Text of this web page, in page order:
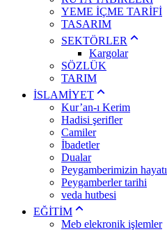
YEME İÇME TARİFİ
TASARIM
SEKTÖRLER
Kargolar
SÖZLÜK
TARIM
İSLAMİYET
Kur’an-ı Kerim
Hadisi şerifler
Camiler
İbadetler
Dualar
Peygamberimizin hayatı
Peygamberler tarihi
veda hutbesi
EĞİTİM
Meb elekronik işlemler